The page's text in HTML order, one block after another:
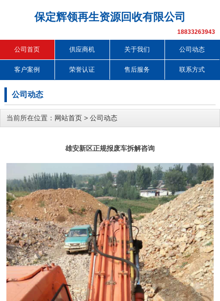
保定辉领再生资源回收有限公司
18833263943
公司首页 供应商机 关于我们 公司动态
客户案例 荣誉认证 售后服务 联系方式
公司动态
当前所在位置： 网站首页 > 公司动态
雄安新区正规报废车拆解咨询